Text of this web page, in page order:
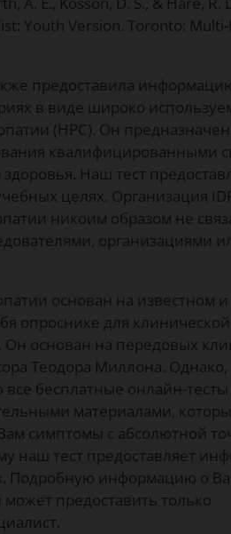
Youth Version. Toronto:
предоставила
в виде широко
(HPC). Он
квалифицированными
Наш тест
целях. Организация
никоим образом не
организациями
основан на известном
опроснике для
основан на передовых
Теодора Миллона.
бесплатные онлайн-тесты
материалами,
симптомы с абсолютной
наш тест предоставляет
Подробную информацию о
предоставить только